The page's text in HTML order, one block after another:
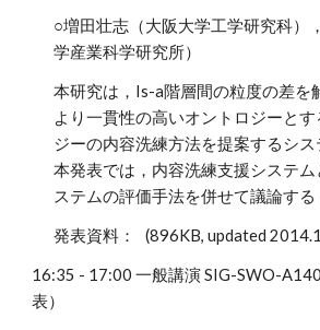
○増田壮志（大阪大学工学研究科）
学産業科学研究所）
本研究は，Is-a階層間の粒度の差を
より一貫性の高いオントロジーと
ジーの内容洗練方法を提案するシス
本発表では，内容洗練支援システ
ステムの評価手法を併せて議論する
発表資料： (896KB, updated
16:35 - 17:00 一般講演 SIG-SWO-
表）